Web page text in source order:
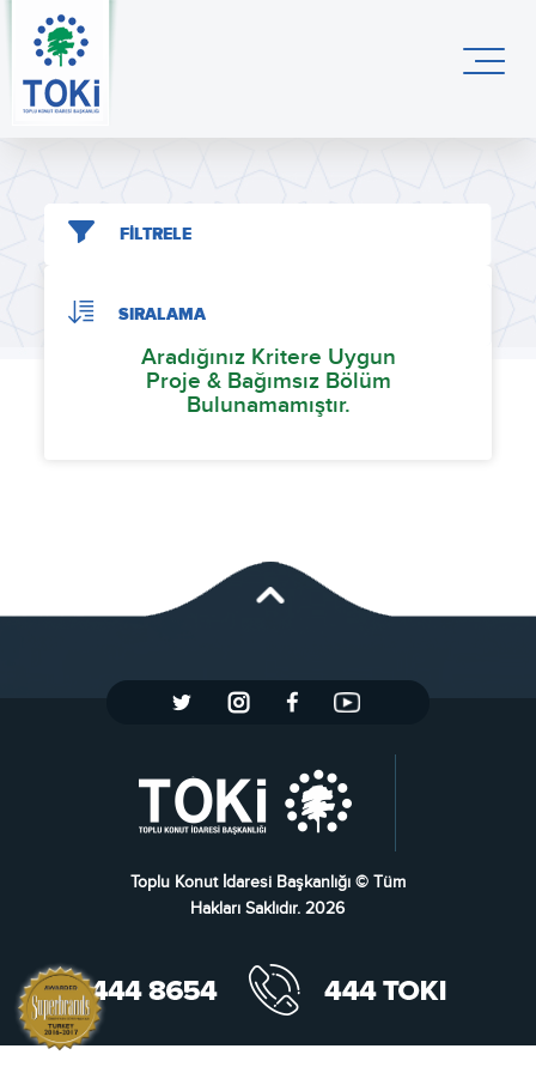
FİLTRELE
SIRALAMA
Aradığınız Kritere Uygun
Proje & Bağımsız Bölüm
Bulunamamıştır.
Toplu Konut İdaresi Başkanlığı © Tüm
Hakları Saklıdır. 2026